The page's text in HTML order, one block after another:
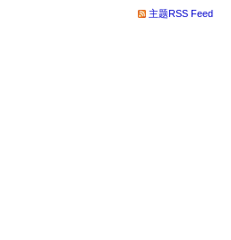
主题RSS Feed